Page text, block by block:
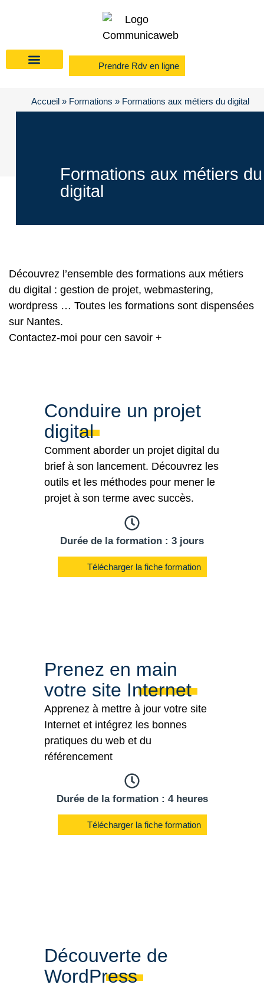
Prendre Rdv en ligne
Accueil» Formations » Formations aux métiers du digital
Formations aux métiers du
digital
Découvrez l’ensemble des formations aux métiers
du digital : gestion de projet, webmastering,
wordpress … Toutes les formations sont dispensées
sur Nantes.
Contactez-moi pour cen savoir +
Conduire un projet
digital
Comment aborder un projet digital du
brief à son lancement. Découvrez les
outils et les méthodes pour mener le
projet à son terme avec succès.
Durée de la formation : 3 jours
Télécharger la fiche formation
Prenez en main
votre site Internet
Apprenez à mettre à jour votre site
Internet et intégrez les bonnes
pratiques du web et du
référencement
Durée de la formation : 4 heures
Télécharger la fiche formation
Découverte de
WordPress